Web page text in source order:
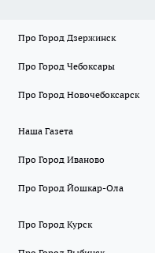
Про Город Дзержинск
Про Город Чебоксары
Про Город Новочебоксарск
Наша Газета
Про Город Иваново
Про Город Йошкар-Ола
Про Город Курск